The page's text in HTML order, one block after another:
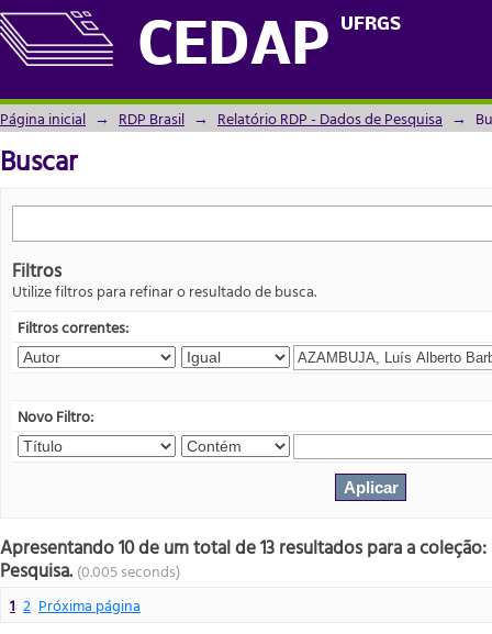
CEDAP UFRGS
Buscar
Página inicial → RDP Brasil → Relatório RDP - Dados de Pesquisa →
Buscar
Filtros
Utilize filtros para refinar o resultado de busca.
Filtros correntes:
Novo Filtro:
Apresentando 10 de um total de 13 resultados para a
Pesquisa. (0.005 seconds)
1 2 Próxima página